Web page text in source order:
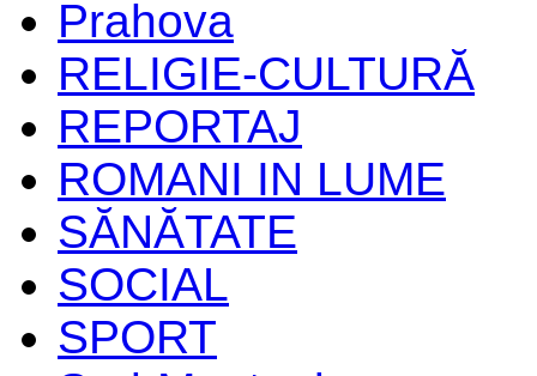
Prahova
RELIGIE-CULTURĂ
REPORTAJ
ROMANI IN LUME
SĂNĂTATE
SOCIAL
SPORT